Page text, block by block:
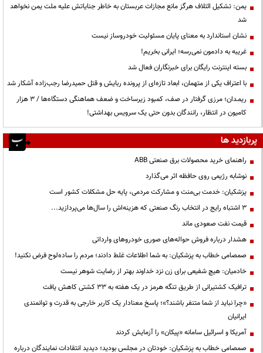
یمن: تشکیل ائتلاف هرگز مانع مجازات عربستان به خاطر جنایاتش علیه ملت یمن نخواهد
شد
نشان استاندارد به معنای پایان مسئولیت خودروساز نیست
غریبه به دادمون نمی‌رسه؛ ایرانی بخریم!
بسته اینترنت رایگان برای خبرنگاران فعال شد
با اعتراف یکی از متهمان، ابعاد تازه‌ای از پرونده ربایش و قتل حمیدرضا رجب‌زاده آشکار شد
ریمـدان؛ مرزی گرفتار در صف، کمبود زیرساخت و ضعف هماهنگی دستگاه‌ها / ۳ هزار
کامیون در انتظار، رانندگان بدون حتی یک سرویس بهداشتی!
پربازدید ها
راهنمای خرید محصولات برق صنعتی ABB
نوشابه رژیمی روی حافظه اثر می‌گذارد
پزشکیان: خدمت بی‌منت و مشارکت مردمی، پایه حل مشکلات کشور است
3 اشتباه رایج در انتخاب رنگ صنعتی که هزینه‌اش را سال‌ها می‌پردازید...
قیمت نفت صعودی ماند
هشدار درباره فروش حواله‌های صوری خودروهای وارداتی
صمصامی خطاب به پزشکیان: به شما اطلاعات غلط دادند؛ مردم را ساده‌لوح فرض نکنید!
خادمیان: هیچ شفیعی برای زن نزد خداوند بهتر از رضایت شوهر نیست
ترافیک کشتیرانی از طریق تنگه هرمز در یک هفته به ۳۳ کشتی کاهش یافت
«چرا نباید از شما متنفر باشند؟»؛ پاسخ معنادار یک کاربر خارجی به قدرت و توانمندی
ایرانیان
آمریکا و اسرائیل سامانه «پیکان» را آزمایش کردند
صمصامی خطاب به پزشکیان: خودتان در مجلس بودید؛ دیدید انتقادات نمایندگان درباره